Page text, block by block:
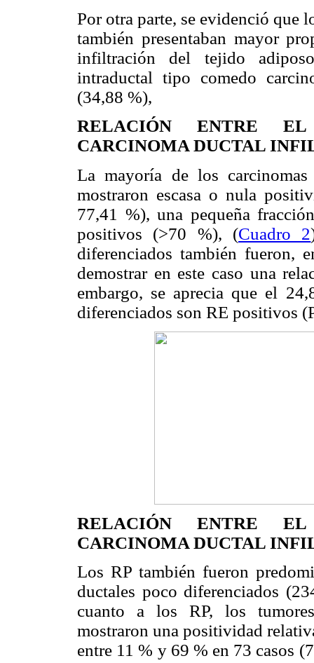
Por otra parte, se evidenció que
también presentaban mayor
infiltración del tejido
intraductal tipo comedo
(34,88 %),
RELACIÓN ENTRE
CARCINOMA DUCTAL
La mayoría de los
mostraron escasa o nula
77,41 %), una pequeña
positivos (>70 %), (Cuadro 2
diferenciados también fueron,
demostrar en este caso una
embargo, se aprecia que el
diferenciados son RE positivos
RELACIÓN ENTRE
CARCINOMA DUCTAL
Los RP también fueron
ductales poco diferenciados
cuanto a los RP, los
mostraron una positividad
entre 11 % y 69 % en 73 casos